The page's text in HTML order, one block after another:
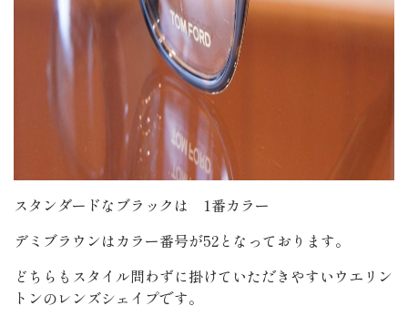
スタンダードなブラックは 1番カラー
デミブラウンはカラー番号が52となっております。
どちらもスタイル問わずに掛けていただきやすいウエリン
トンのレンズシェイプです。